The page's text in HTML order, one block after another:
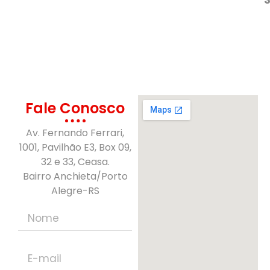
Fale Conosco
Av. Fernando Ferrari,
1001, Pavilhão E3, Box 09,
32 e 33, Ceasa.
Bairro Anchieta/Porto
Alegre-RS